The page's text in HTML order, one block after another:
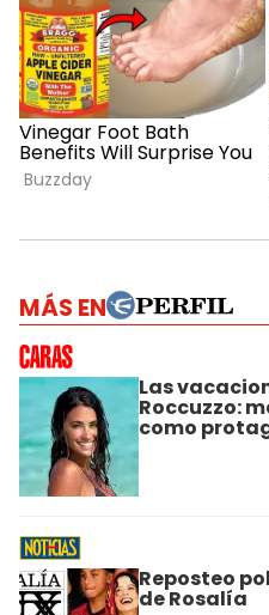
MÁS EN
Las
Roccuzzo:
como
Reposteo
de Rosalía